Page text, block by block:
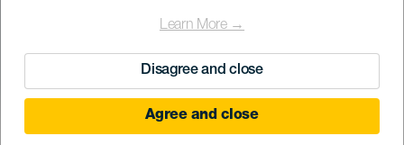
Learn More →
Disagree and close
Agree and close